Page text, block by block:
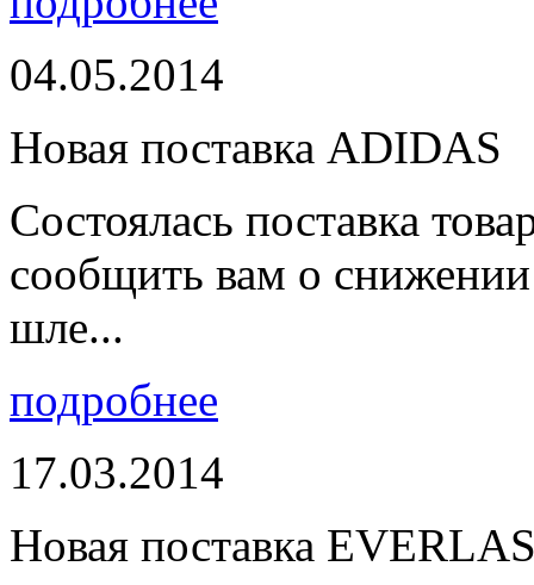
04.05.2014
Новая поставка ADIDAS
Состоялась поставка
сообщить вам о
шле...
подробнее
17.03.2014
Новая поставка